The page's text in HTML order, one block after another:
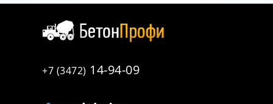
+7 (3472) 14-94-09